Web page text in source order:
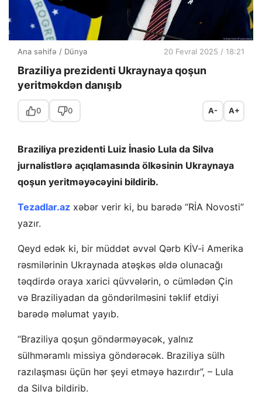
Ana səhifə / Dünya 20 Fevral 2025 / 18:21
Braziliya prezidenti Ukraynaya qoşun
yeritməkdən danışıb
0 0 A- A+
Braziliya prezidenti Luiz İnasio Lula da Silva
jurnalistlərə açıqlamasında ölkəsinin Ukraynaya
qoşun yeritməyəcəyini bildirib.
Tezadlar.az xəbər verir ki, bu barədə “RİA Novosti”
yazır.
Qeyd edək ki, bir müddət əvvəl Qərb KİV-i Amerika
rəsmilərinin Ukraynada atəşkəs əldə olunacağı
təqdirdə oraya xarici qüvvələrin, o cümlədən Çin
və Braziliyadan da göndərilməsini təklif etdiyi
barədə məlumat yayıb.
“Braziliya qoşun göndərməyəcək, yalnız
sülhməramlı missiya göndərəcək. Braziliya sülh
razılaşması üçün hər şeyi etməyə hazırdır”, – Lula
da Silva bildirib.